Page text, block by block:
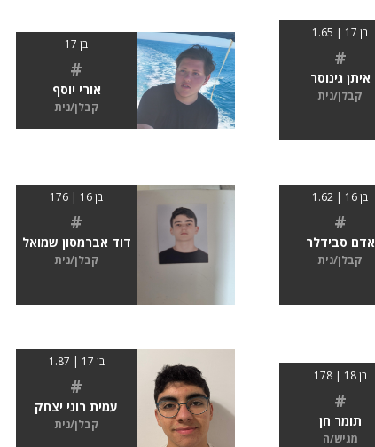
בן 17 | 1.65
#
איתן גינוסר
קבלן/נית
בן 17
#
אורי יוסף
קבלן/נית
בן 16 | 1.62
#
אדם סבידלר
קבלן/נית
בן 16 | 176
#
דוד אברמסון שמואל
קבלן/נית
בן 18 | 178
#
תומר חן
מגיש/ה
בן 17 | 1.87
#
עמית רוני יצחק
קבלן/נית